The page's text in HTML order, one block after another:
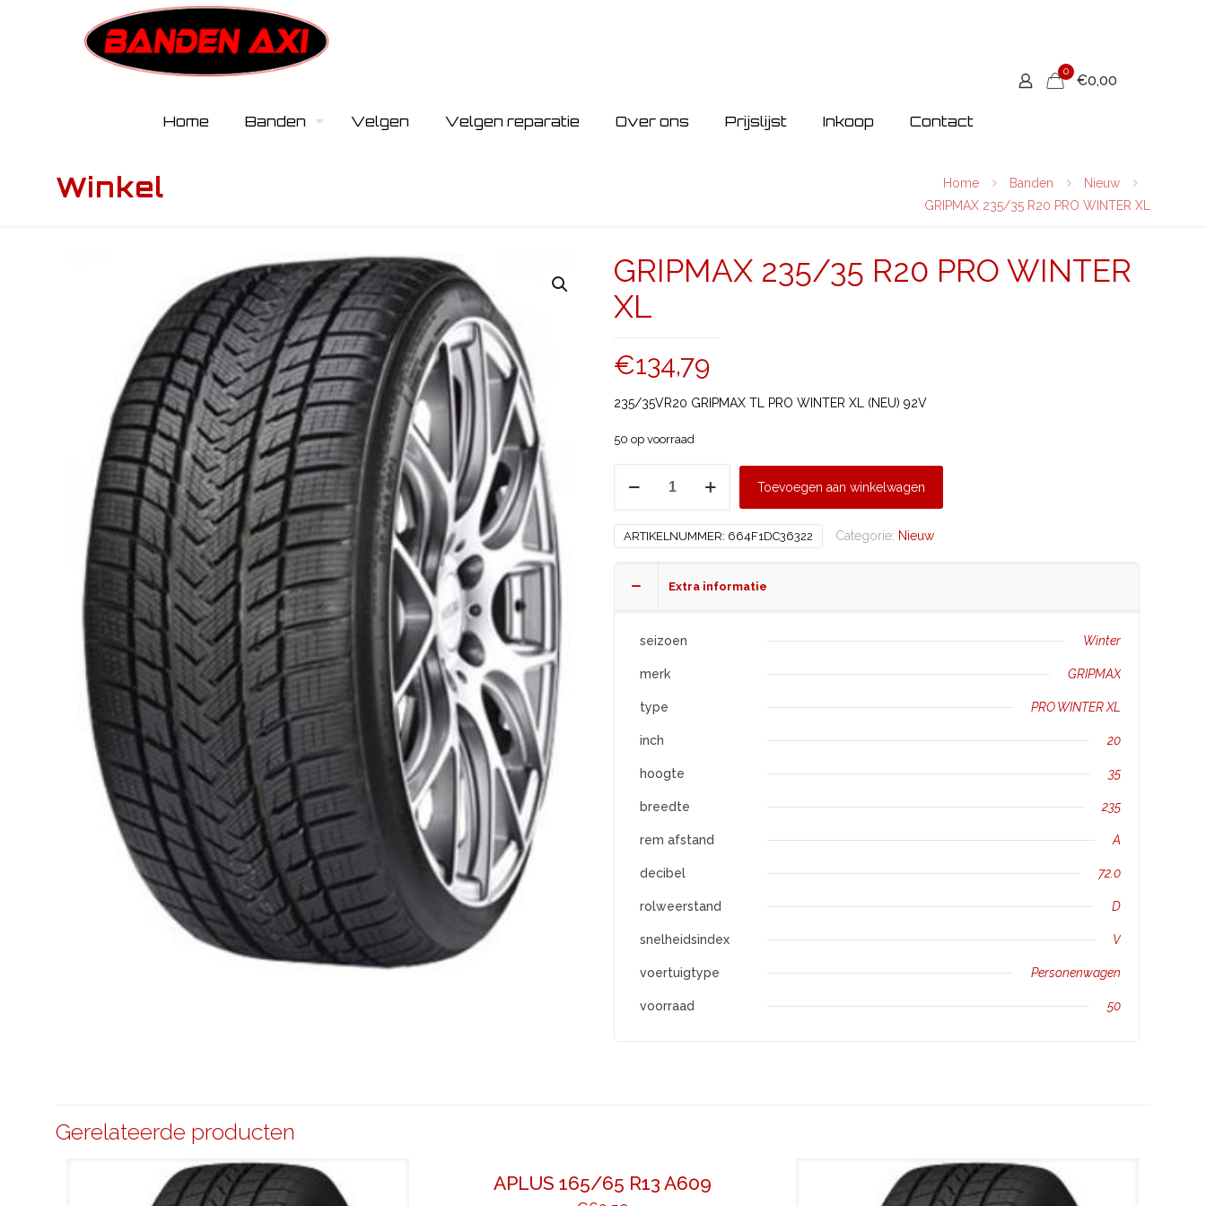
Home Banden Velgen Velgen reparatie Over ons Prijslijst Inkoop Contact
0
€0,00
Winkel Home Banden
Nieuw
GRIPMAX 235/35 R20 PRO WINTER XL
GRIPMAX 235/35 R20 PRO WINTER
XL
€134,79
235/35VR20 GRIPMAX TL PRO WINTER XL (NEU) 92V
50 op voorraad
PRO
WINTER
Toevoegen aan winkelwagen
ARTIKELNUMMER: 664F1DC36322 Categorie: Nieuw
Extra informatie
seizoen Winter
merk GRIPMAX
type PRO WINTER XL
inch 20
hoogte 35
breedte 235
rem afstand A
decibel 72.0
rolweerstand D
snelheidsindex V
voertuigtype Personenwagen
voorraad 50
Gerelateerde producten
APLUS 165/65 R13 A609